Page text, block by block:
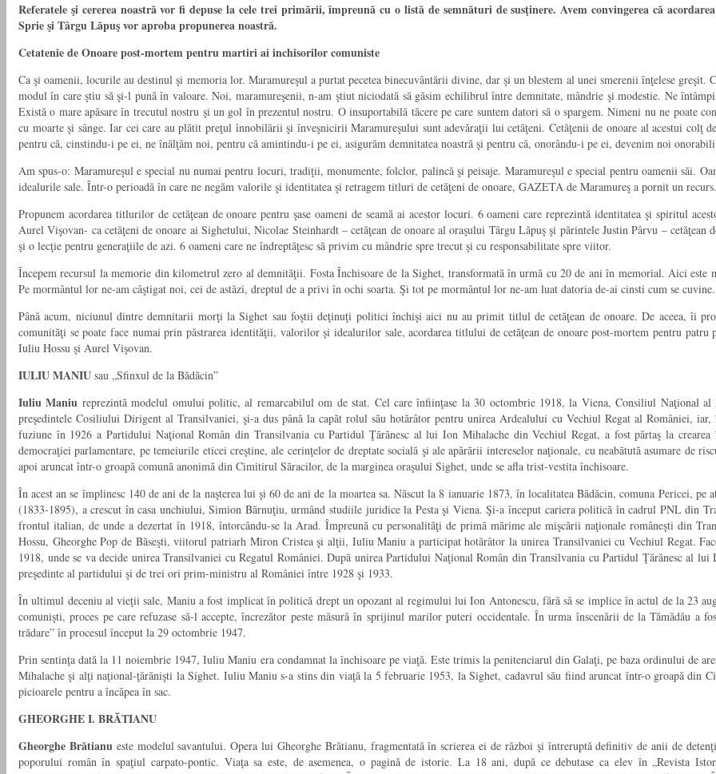
Referatele şi cererea noastră vor fi depuse la cele trei primării, împreună cu o listă de semnături de susţinere. Avem convingerea că
Sprie şi Târgu Lăpuş vor aproba propunerea noastră.
Cetatenie de Onoare post-mortem pentru martiri ai inchisorilor comuniste
Ca şi oamenii, locurile au destinul şi memoria lor. Maramureşul a purtat pecetea binecuvântării divine, dar şi un blestem al unei smerenii înţelese greşit.
modul în care ştiu să şi-l pună în valoare. Noi, maramureşenii, n-am ştiut niciodată să găsim echilibrul între demnitate, mândrie şi modestie. Ne
Există o mare apăsare în trecutul nostru şi un gol în prezentul nostru. O insuportabilă tăcere pe care suntem datori să o spargem. Nimeni nu ne poate
cu moarte şi sânge. Iar cei care au plătit preţul înnobilării şi înveşnicirii Maramureşului sunt adevăraţii lui cetăţeni. Cetăţenii de onoare al acestui colţ
pentru că, cinstindu-i pe ei, ne înălţăm noi, pentru că amintindu-i pe ei, asigurăm demnitatea noastră şi pentru că, onorându-i pe ei, devenim noi
Am spus-o: Maramureşul e special nu numai pentru locuri, tradiţii, monumente, folclor, palincă şi peisaje. Maramureşul e special pentru oamenii săi.
idealurile sale. Într-o perioadă în care ne negăm valorile şi identitatea şi retragem titluri de cetăţeni de onoare, GAZETA de Maramureş a pornit un
Propunem acordarea titlurilor de cetăţean de onoare pentru şase oameni de seamă ai acestor locuri. 6 oameni care reprezintă identitatea şi spiritul
Aurel Vişovan- ca cetăţeni de onoare ai Sighetului, Nicolae Steinhardt – cetăţean de onoare al oraşului Târgu Lăpuş şi părintele Justin Pârvu –
şi o lecţie pentru generaţiile de azi. 6 oameni care ne îndreptăţesc să privim cu mândrie spre trecut şi cu responsabilitate spre viitor.
Începem recursul la memorie din kilometrul zero al demnităţii. Fosta Închisoare de la Sighet, transformată în urmă cu 20 de ani în memorial. Aici
Pe mormântul lor ne-am câştigat noi, cei de astăzi, dreptul de a privi în ochi soarta. Şi tot pe mormântul lor ne-am luat datoria de-ai cinsti cum se cuvine.
Până acum, niciunul dintre demnitarii morţi la Sighet sau foştii deţinuţi politici închişi aici nu au primit titlul de cetăţean de onoare. De aceea, îi
comunităţi se poate face numai prin păstrarea identităţii, valorilor şi idealurilor sale, acordarea titlului de cetăţean de onoare post-mortem pentru
Iuliu Hossu şi Aurel Vişovan.
IULIU MANIU sau „Sfinxul de la Bădăcin”
Iuliu Maniu reprezintă modelul omului politic, al remarcabilul om de stat. Cel care înfiinţase la 30 octombrie 1918, la Viena, Consiliul Naţional
preşedintele Cosiliului Dirigent al Transilvaniei, şi-a dus până la capăt rolul său hotărâtor pentru unirea Ardealului cu Vechiul Regat al României,
fuziune în 1926 a Partidului Naţional Român din Transilvania cu Partidul Ţărănesc al lui Ion Mihalache din Vechiul Regat, a fost părtaş la
democraţiei parlamentare, pe temeiurile eticei creştine, ale cerinţelor de dreptate socială şi ale apărării intereselor naţionale, cu neabătută asumare de
apoi aruncat într-o groapă comună anonimă din Cimitirul Săracilor, de la marginea oraşului Sighet, unde se afla trist-vestita închisoare.
În acest an se împlinesc 140 de ani de la naşterea lui şi 60 de ani de la moartea sa. Născut la 8 ianuarie 1873, în localitatea Bădăcin, comuna Pericei,
(1833-1895), a crescut în casa unchiului, Simion Bărnuţiu, urmând studiile juridice la Pesta şi Viena. Şi-a început cariera politică în cadrul PNL din
frontul italian, de unde a dezertat în 1918, întorcându-se la Arad. Împreună cu personalităţi de primă mărime ale mişcării naţionale româneşti din
Hossu, Gheorghe Pop de Băseşti, viitorul patriarh Miron Cristea şi alţii, Iuliu Maniu a participat hotărâtor la unirea Transilvaniei cu Vechiul Regat.
1918, unde se va decide unirea Transilvaniei cu Regatul României. După unirea Partidului Naţional Român din Transilvania cu Partidul Ţărănesc al
preşedinte al partidului şi de trei ori prim-ministru al României între 1928 şi 1933.
În ultimul deceniu al vieţii sale, Maniu a fost implicat în politică drept un opozant al regimului lui Ion Antonescu, fără să se implice în actul de la 23
comunişti, proces pe care refuzase să-l accepte, încrezător peste măsură în sprijinul marilor puteri occidentale. În urma înscenării de la Tămădău a
trădare” în procesul început la 29 octombrie 1947.
Prin sentinţa dată la 11 noiembrie 1947, Iuliu Maniu era condamnat la închisoare pe viaţă. Este trimis la penitenciarul din Galaţi, pe baza ordinului de
Mihalache şi alţi naţional-ţărănişti la Sighet. Iuliu Maniu s-a stins din viaţă la 5 februarie 1953, la Sighet, cadavrul său fiind aruncat într-o groapă din
picioarele pentru a încăpea în sac.
GHEORGHE I. BRĂTIANU
Gheorghe Brătianueste modelul savantului. Opera lui Gheorghe Brătianu, fragmentată în scrierea ei de război şi întreruptă definitiv de anii de
poporului român în spaţiul carpato-pontic. Viaţa sa este, de asemenea, o pagină de istorie. La 18 ani, după ce debutase ca elev în „Revista